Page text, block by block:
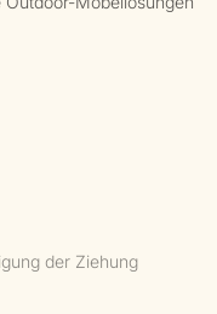
der Ziehung